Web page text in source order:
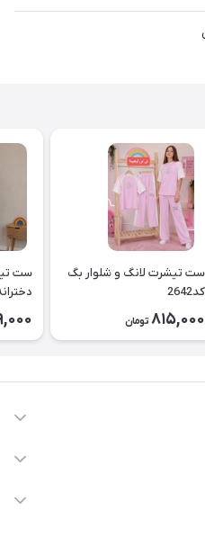
ست تیشرت لانگ و شلوار بگ
کد2642
815,000 تومان
ست